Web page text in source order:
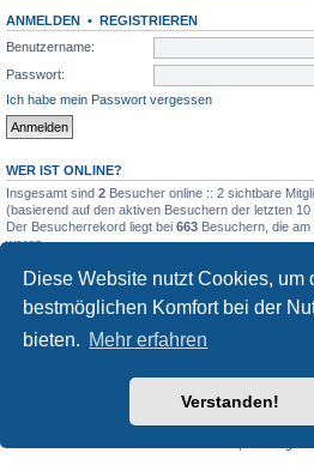
Diese Website nutzt Cookies, um
bestmöglichen Komfort bei der
bieten. Mehr erfahren
Verstanden!
ANMELDEN • REGISTRIEREN
Benutzername:
Passwort:
Ich habe mein Passwort vergessen
WER IST ONLINE?
Insgesamt sind 2 Besucher online :: 2 sichtbare
(basierend auf den aktiven Besuchern der letzten 10
Der Besucherrekord liegt bei 663 Besuchern, die
waren.
STATISTIK
Beiträge insgesamt17398• Themen insgesamt 2078
neuestes Mitglied:
Powered byphpBB® Forum